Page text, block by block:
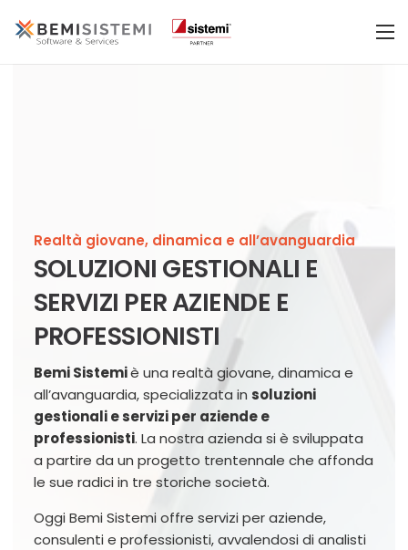
Realtà giovane, dinamica e all’avanguardia
SOLUZIONI GESTIONALI E
SERVIZI PER AZIENDE E
PROFESSIONISTI
Bemi Sistemiè una realtà giovane, dinamica e
all’avanguardia, specializzata in soluzioni
gestionali e servizi per aziende e
professionisti. La nostra azienda si è sviluppata
a partire da un progetto trentennale che affonda
le sue radici in tre storiche società.
Oggi Bemi Sistemi offre servizi per aziende,
consulenti e professionisti, avvalendosi di analisti